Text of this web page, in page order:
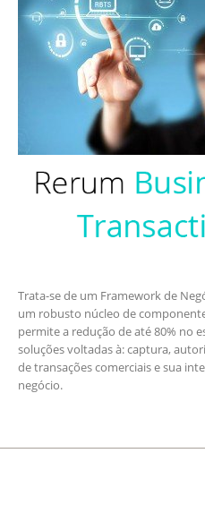
Trata-se de um Framework de
um robusto núcleo de
permite a redução de até 80% no
soluções voltadas à: captura,
de transações comerciais e sua
negócio.